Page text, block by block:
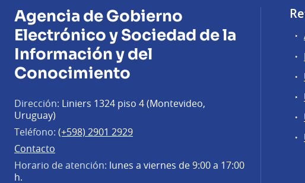
Agencia de Gobierno
Electrónico y Sociedad de la
Información y del
Conocimiento
Dirección: Liniers 1324 piso 4 (Montevideo,
Uruguay)
Teléfono: (+598) 2901 2929
Contacto
Horario de atención: lunes a viernes de 9:00 a 17:00
h.